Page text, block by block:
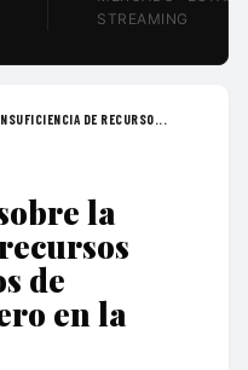
STREAMING
DE RECURSO...
la
de
en la